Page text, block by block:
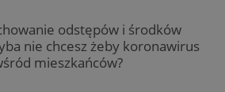
odstępów i środków
nie chcesz żeby koronawirus
mieszkańców?